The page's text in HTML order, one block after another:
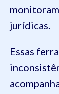
jurídicas.
Essas